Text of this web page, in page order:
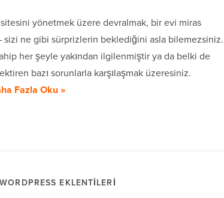
sitesini yönetmek üzere devralmak, bir evi miras
sizi ne gibi sürprizlerin beklediğini asla bilemezsiniz.
her şeyle yakından ilgilenmiştir ya da belki de
bazı sorunlarla karşılaşmak üzeresiniz.
Fazla Oku »
WORDPRESS EKLENTILERI